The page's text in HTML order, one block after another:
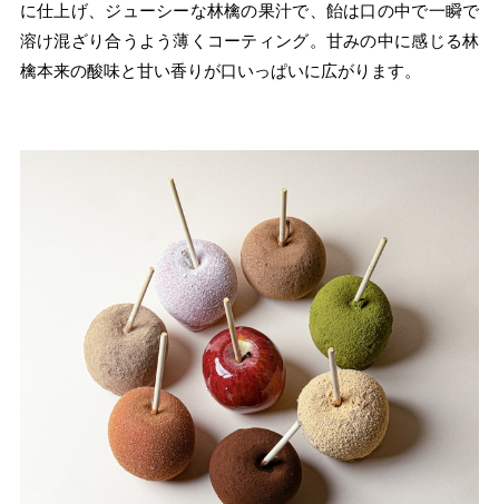
に仕上げ、ジューシーな林檎の果汁で、飴は口の中で一瞬で
溶け混ざり合うよう薄くコーティング。甘みの中に感じる林
檎本来の酸味と甘い香りが口いっぱいに広がります。